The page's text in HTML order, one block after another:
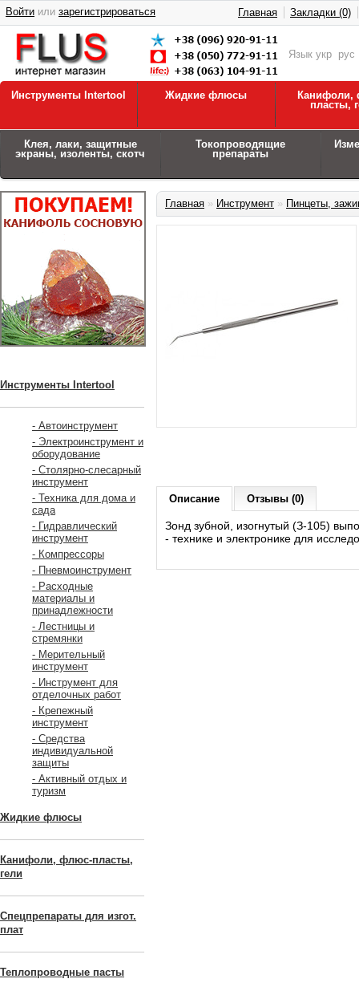
Язык укр рус
Войти или зарегистрироваться Главная Закладки (0)
Инструменты Intertool Жидкие флюсы
Канифоли,
пласты,
Клея, лаки, защитные
экраны, изоленты, скотч
Токопроводящие
препараты
Инструменты Intertool
- Автоинструмент
- Электроинструмент и
оборудование
- Столярно-слесарный
инструмент
- Техника для дома и
сада
- Гидравлический
инструмент
- Компрессоры
- Пневмоинструмент
- Расходные
материалы и
принадлежности
- Лестницы и
стремянки
- Мерительный
инструмент
- Инструмент для
отделочных работ
- Крепежный
инструмент
- Средства
индивидуальной
защиты
- Активный отдых и
туризм
Жидкие флюсы
Канифоли, флюс-пласты,
гели
Спецпрепараты для изгот.
плат
Теплопроводные пасты
Главная » Инструмент » Пинцеты,
Описание Отзывы (0)
Зонд зубной, изогнутый (З-105)
- технике и электронике для